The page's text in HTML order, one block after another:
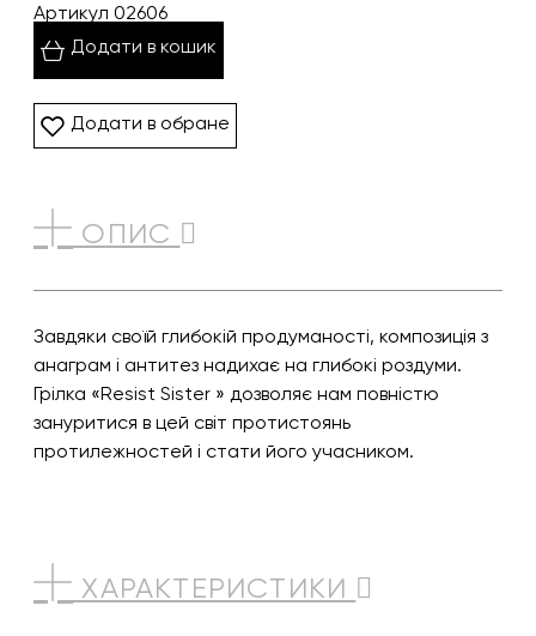
Артикул 02606
Додати в кошик
Додати в обране
ОПИС
Завдяки своїй глибокій продуманості, композиція з
анаграм і антитез надихає на глибокі роздуми.
Грілка «Resist Sister » дозволяє нам повністю
зануритися в цей світ протистоянь
протилежностей і стати його учасником.
ХАРАКТЕРИСТИКИ